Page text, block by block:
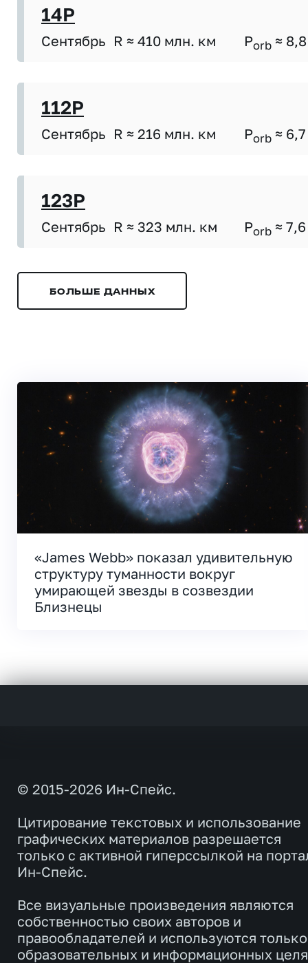
14P
Сентябрь R ≈ 410 млн. км Porb ≈ 8,8
112P
Сентябрь R ≈ 216 млн. км Porb ≈ 6,7
123P
Сентябрь R ≈ 323 млн. км Porb ≈ 7,6
БОЛЬШЕ ДАННЫХ
«James Webb» показал удивительную
структуру туманности вокруг
умирающей звезды в созвездии
Близнецы
© 2015-2026 Ин-Спейс.
Цитирование текстовых и использование
графических материалов разрешается
только с активной гиперссылкой на
Ин-Спейс.
Все визуальные произведения являются
собственностью своих авторов и
правообладателей и используются
образовательных и информационных